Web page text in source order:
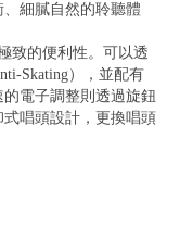
細膩自然的聆聽體
致的便利性。可以透
Skating），並配有
電子調整則透過旋鈕
唱頭設計，更換唱頭